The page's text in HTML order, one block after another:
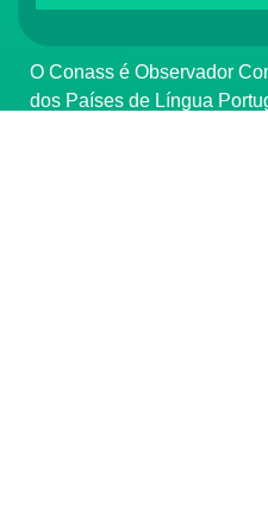
O Conass é Observador Consultivo da Comunidade
dos Países de Língua